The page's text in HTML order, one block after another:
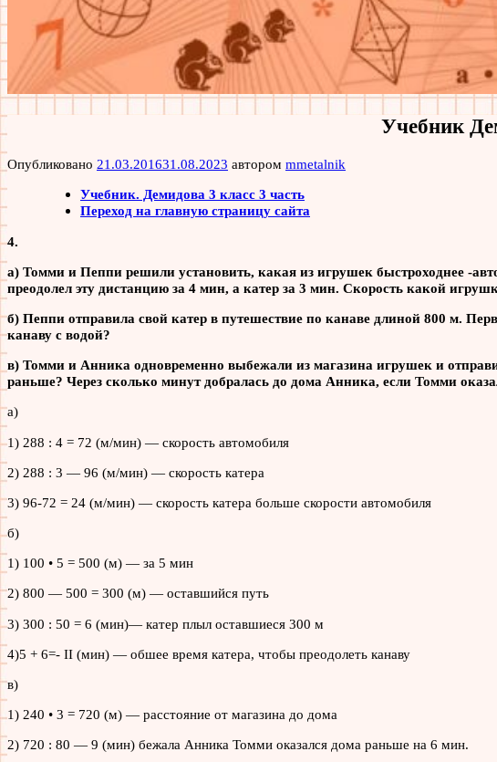
Учебник
Опубликовано 21.03.201631.08.2023 автором mmetalnik
Учебник. Демидова 3 класс 3 часть
Переход на главную страницу сайта
4.
а) Томми и Пеппи решили установить, какая из игрушек быстроходнее -
преодолел эту дистанцию за 4 мин, а катер за 3 мин. Скорость какой
б) Пеппи отправила свой катер в путешествие по канаве длиной 800 м.
канаву с водой?
в) Томми и Анника одновременно выбежали из магазина игрушек и
раньше? Через сколько минут добралась до дома Анника, если Томми
а)
1) 288 : 4 = 72 (м/мин) — скорость автомобиля
2) 288 : 3 — 96 (м/мин) — скорость катера
3) 96-72 = 24 (м/мин) — скорость катера больше скорости автомобиля
б)
1) 100 • 5 = 500 (м) — зa 5 мин
2) 800 — 500 = 300 (м) — оставшийся путь
3) 300 : 50 = 6 (мин)— катер плыл оставшиеся 300 м
4)5 + 6=- II (мин) — обшее время катера, чтобы преодолеть канаву
в)
1) 240 • 3 = 720 (м) — расстояние от магазина до дома
2) 720 : 80 — 9 (мин) бежала Анника Томми оказался дома раньше на 6 мин.